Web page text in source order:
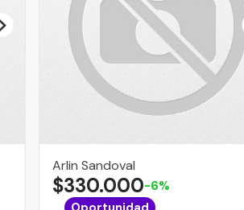
Arlin Sandoval
$330.000-6%